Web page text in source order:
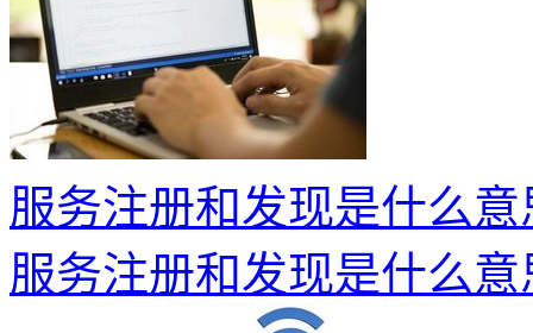
服务注册和发现是什么
服务注册和发现是什么